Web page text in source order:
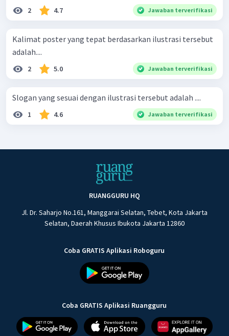
2 4.7 Jawaban terverifikasi
Kalimat poster yang tepat berdasarkan ilustrasi tersebut
adalah....
2 5.0 Jawaban terverifikasi
Slogan yang sesuai dengan ilustrasi tersebut adalah ....
1 4.6 Jawaban terverifikasi
RUANGGURU HQ
Jl. Dr. Saharjo No.161, Manggarai Selatan, Tebet, Kota Jakarta
Selatan, Daerah Khusus Ibukota Jakarta 12860
Coba GRATIS Aplikasi Roboguru
Coba GRATIS Aplikasi Ruangguru